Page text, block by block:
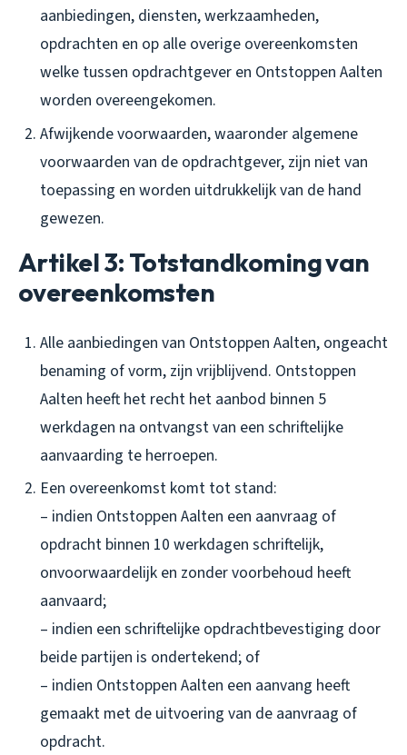
aanbiedingen, diensten, werkzaamheden,
opdrachten en op alle overige overeenkomsten
welke tussen opdrachtgever en Ontstoppen Aalten
worden overeengekomen.
Afwijkende voorwaarden, waaronder algemene
voorwaarden van de opdrachtgever, zijn niet van
toepassing en worden uitdrukkelijk van de hand
gewezen.
Artikel 3: Totstandkoming van
overeenkomsten
Alle aanbiedingen van Ontstoppen Aalten, ongeacht
benaming of vorm, zijn vrijblijvend. Ontstoppen
Aalten heeft het recht het aanbod binnen 5
werkdagen na ontvangst van een schriftelijke
aanvaarding te herroepen.
Een overeenkomst komt tot stand:
– indien Ontstoppen Aalten een aanvraag of
opdracht binnen 10 werkdagen schriftelijk,
onvoorwaardelijk en zonder voorbehoud heeft
aanvaard;
– indien een schriftelijke opdrachtbevestiging door
beide partijen is ondertekend; of
– indien Ontstoppen Aalten een aanvang heeft
gemaakt met de uitvoering van de aanvraag of
opdracht.